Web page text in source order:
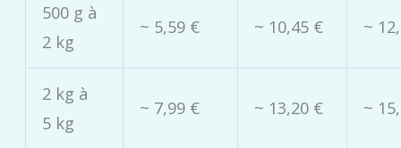
500 g à
2 kg
~ 5,59 € ~ 10,45 € ~
2 kg à
5 kg
~ 7,99 € ~ 13,20 € ~